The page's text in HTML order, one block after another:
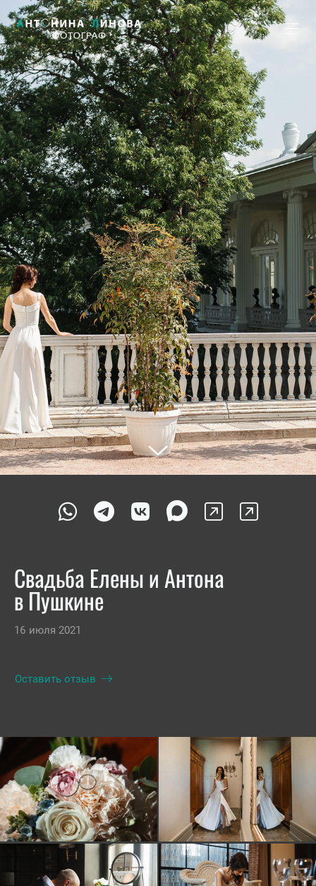
Свадьба Елены и Антона
в Пушкине
16 июля 2021
Оставить отзыв